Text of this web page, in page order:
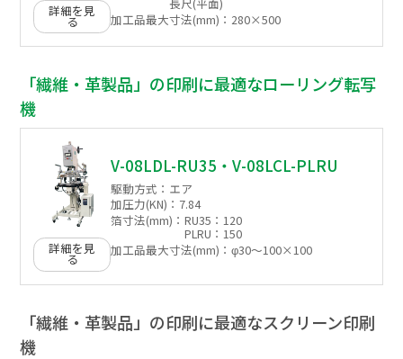
詳細を見
る
加工品最大寸法(mm)： 280×500
「繊維・革製品」の印刷に最適なローリング転写
機
詳細を見
る
V-08LDL-RU35・V-08LCL-PLRU
駆動方式： エア
加圧力(KN)： 7.84
箔寸法(mm)：RU35：120
PLRU：150
加工品最大寸法(mm)：φ30～100×100
「繊維・革製品」の印刷に最適なスクリーン印刷
機